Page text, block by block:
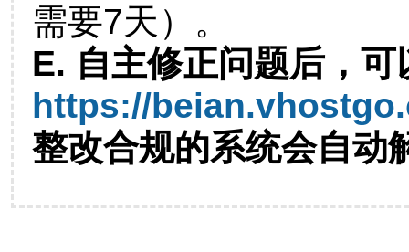
需要7天）。
E. 自主修正问题后，可
https://
整改合规的系统会自动